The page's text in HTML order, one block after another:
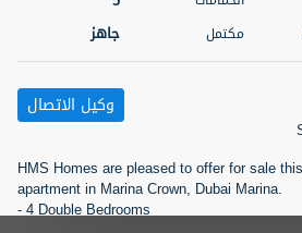
118.34
أتصل الأن
مكتمل جاهز
وكيل الاتصال
HMS Homes are pleased to offer for sale
apartment in Marina Crown, Dubai Marina.
- 4 Double Bedrooms
المفضلة خريطة